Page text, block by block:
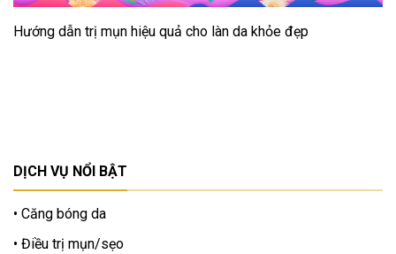
Hướng dẫn trị mụn hiệu quả cho làn da khỏe đẹp
DỊCH VỤ NỔI BẬT
Căng bóng da
Điều trị mụn/sẹo